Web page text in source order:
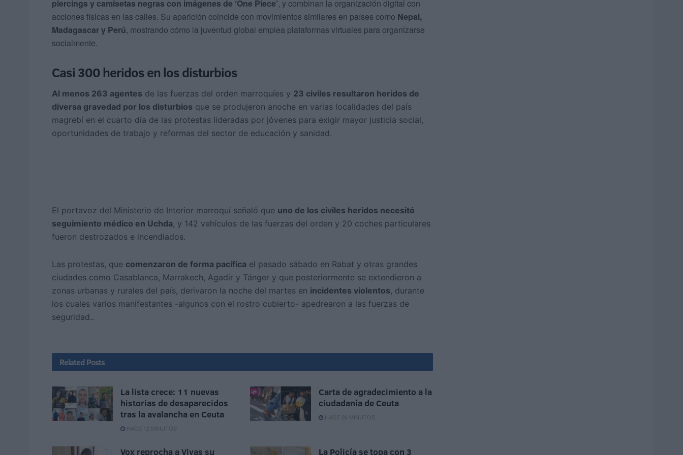
piercings y camisetas negras con imágenes de ‘One Piece’, y combinan la organización digital con
acciones físicas en las calles. Su aparición coincide con movimientos similares en países como Nepal,
Madagascar y Perú, mostrando cómo la juventud global emplea plataformas virtuales para organizarse
socialmente.
Casi 300 heridos en los disturbios
Al menos 263 agentes de las fuerzas del orden marroquíes y 23 civiles resultaron heridos de
diversa gravedad por los disturbios que se produjeron anoche en varias localidades del país
magrebí en el cuarto día de las protestas lideradas por jóvenes para exigir mayor justicia social,
oportunidades de trabajo y reformas del sector de educación y sanidad.
El portavoz del Ministerio de Interior marroquí señaló que uno de los civiles heridos necesitó
seguimiento médico en Uchda, y 142 vehículos de las fuerzas del orden y 20 coches particulares
fueron destrozados e incendiados.
Las protestas, que comenzaron de forma pacífica el pasado sábado en Rabat y otras grandes
ciudades como Casablanca, Marrakech, Agadir y Tánger y que posteriormente se extendieron a
zonas urbanas y rurales del país, derivaron la noche del martes en incidentes violentos, durante
los cuales varios manifestantes -algunos con el rostro cubierto- apedrearon a las fuerzas de
seguridad..
Related Posts
La lista crece: 11 nuevas
historias de desaparecidos
tras la avalancha en Ceuta
HACE 12 MINUTOS
Carta de agradecimiento a la
ciudadanía de Ceuta
HACE 26 MINUTOS
Vox reprocha a Vivas su La Policía se topa con 3